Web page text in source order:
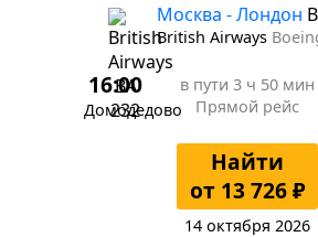
Москва - Лондон
British Airways
16:00
Домодедово
в пути 3 ч 50 мин
Прямой рейс
Найти
от 13 726 ₽
14 октября 2026